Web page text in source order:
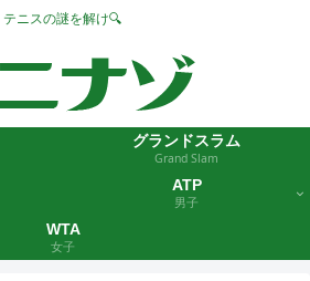
テニスの謎を解け🔍
グランドスラム
Grand Slam
ATP
男子
WTA
女子